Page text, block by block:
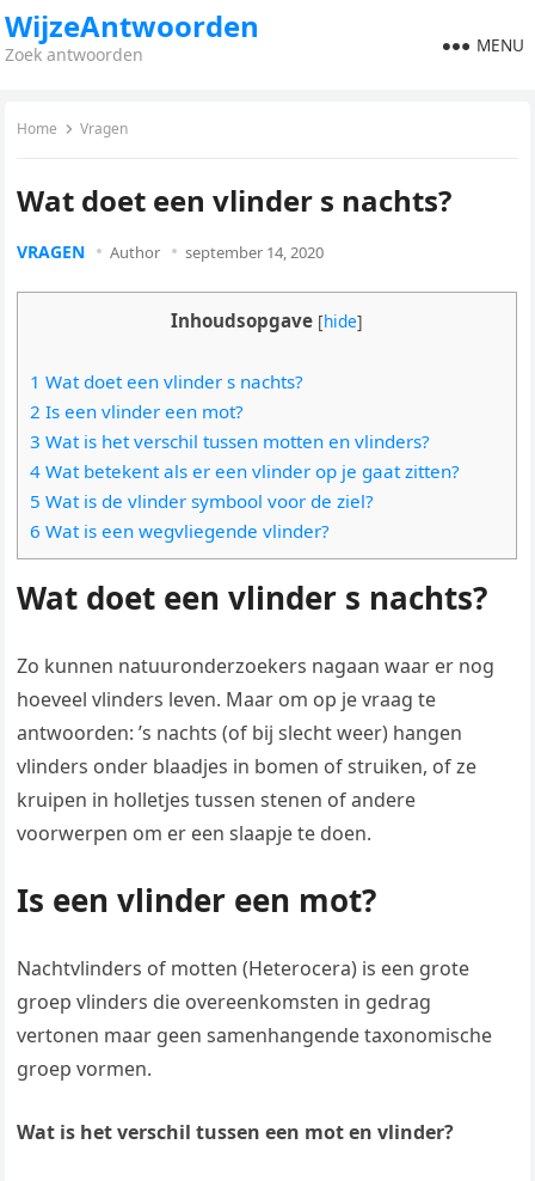
WijzeAntwoorden
Zoek antwoorden MENU
Home Vragen
Wat doet een vlinder s nachts?
VRAGEN Author september 14, 2020
Inhoudsopgave [hide]
1 Wat doet een vlinder s nachts?
2 Is een vlinder een mot?
3 Wat is het verschil tussen motten en vlinders?
4 Wat betekent als er een vlinder op je gaat zitten?
5 Wat is de vlinder symbool voor de ziel?
6 Wat is een wegvliegende vlinder?
Wat doet een vlinder s nachts?
Zo kunnen natuuronderzoekers nagaan waar er nog
hoeveel vlinders leven. Maar om op je vraag te
antwoorden: ’s nachts (of bij slecht weer) hangen
vlinders onder blaadjes in bomen of struiken, of ze
kruipen in holletjes tussen stenen of andere
voorwerpen om er een slaapje te doen.
Is een vlinder een mot?
Nachtvlinders of motten (Heterocera) is een grote
groep vlinders die overeenkomsten in gedrag
vertonen maar geen samenhangende taxonomische
groep vormen.
Wat is het verschil tussen een mot en vlinder?